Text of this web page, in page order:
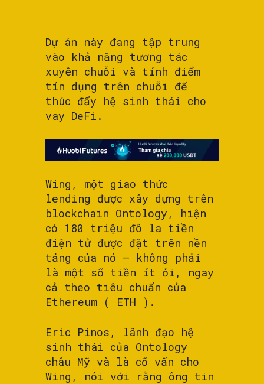
Dự án này đang tập trung
vào khả năng tương tác
xuyên chuỗi và tính điểm
tín dụng trên chuỗi để
thúc đẩy hệ sinh thái cho
vay DeFi.
Wing, một giao thức
lending được xây dựng trên
blockchain Ontology, hiện
có 180 triệu đô la tiền
điện tử được đặt trên nền
tảng của nó – không phải
là một số tiền ít ỏi, ngay
cả theo tiêu chuẩn của
Ethereum ( ETH ).
Eric Pinos, lãnh đạo hệ
sinh thái của Ontology
châu Mỹ và là cố vấn cho
Wing, nói với rằng ông tin